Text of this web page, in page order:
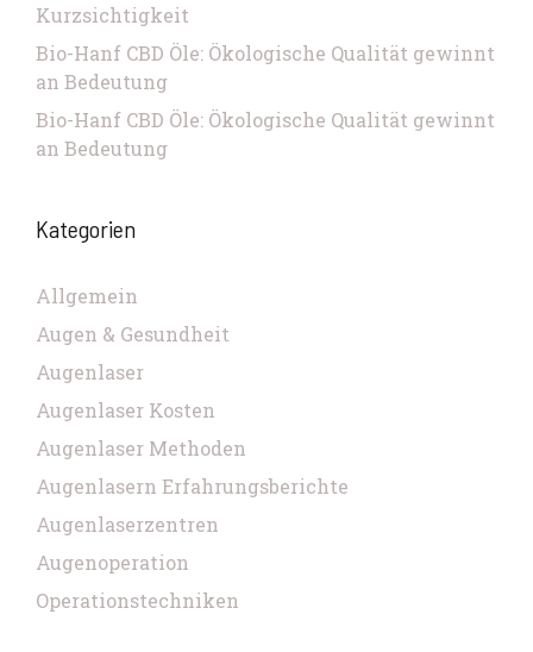
Kurzsichtigkeit
Bio-Hanf CBD Öle: Ökologische Qualität gewinnt
an Bedeutung
Bio-Hanf CBD Öle: Ökologische Qualität gewinnt
an Bedeutung
Kategorien
Allgemein
Augen & Gesundheit
Augenlaser
Augenlaser Kosten
Augenlaser Methoden
Augenlasern Erfahrungsberichte
Augenlaserzentren
Augenoperation
Operationstechniken